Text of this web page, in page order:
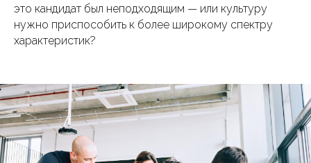
это кандидат был неподходящим — или культуру
нужно приспособить к более широкому спектру
характеристик?